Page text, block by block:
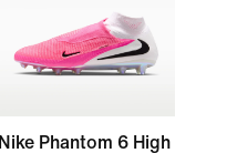
Nike Phantom 6 High